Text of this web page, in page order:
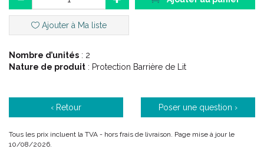
Protection en mousse 28 kg/m³.
Hauteur 44 cm.
Largeur 177 cm.
Ajouter à Ma liste
Nombre d’unités : 2
Nature de produit : Protection Barrière de Lit
‹ Retour Poser une question ›
Tous les prix incluent la TVA - hors frais de livraison. Page mise à jour le
10/08/2026.